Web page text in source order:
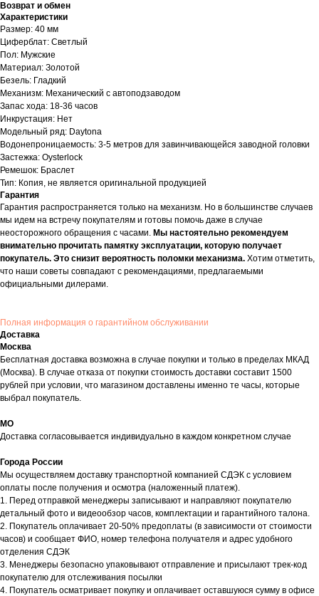
Возврат и обмен
Характеристики
Размер: 40 мм
Циферблат: Светлый
Пол: Мужские
Материал: Золотой
Безель: Гладкий
Механизм: Механический с автоподзаводом
Запас хода: 18-36 часов
Инкрустация: Нет
Модельный ряд: Daytona
Водонепроницаемость: 3-5 метров для завинчивающейся заводной головки
Застежка: Oysterlock
Ремешок: Браслет
Тип: Копия, не является оригинальной продукцией
Гарантия
Гарантия распространяется только на механизм. Но в большинстве случаев
мы идем на встречу покупателям и готовы помочь даже в случае
неосторожного обращения с часами. Мы настоятельно рекомендуем
внимательно прочитать памятку эксплуатации, которую получает
покупатель. Это снизит вероятность поломки механизма. Хотим отметить,
что наши советы совпадают с рекомендациями, предлагаемыми
официальными дилерами.
Полная информация о гарантийном обслуживании
Доставка
Москва
Бесплатная доставка возможна в случае покупки и только в пределах МКАД
(Москва). В случае отказа от покупки стоимость доставки составит 1500
рублей при условии, что магазином доставлены именно те часы, которые
выбрал покупатель.
МО
Доставка согласовывается индивидуально в каждом конкретном случае
Города России
Мы осуществляем доставку транспортной компанией СДЭК с условием
оплаты после получения и осмотра (наложенный платеж).
1. Перед отправкой менеджеры записывают и направляют покупателю
детальный фото и видеообзор часов, комплектации и гарантийного талона.
2. Покупатель оплачивает 20-50% предоплаты (в зависимости от стоимости
часов) и сообщает ФИО, номер телефона получателя и адрес удобного
отделения СДЭК
3. Менеджеры безопасно упаковывают отправление и присылают трек-код
покупателю для отслеживания посылки
4. Покупатель осматривает покупку и оплачивает оставшуюся сумму в офисе